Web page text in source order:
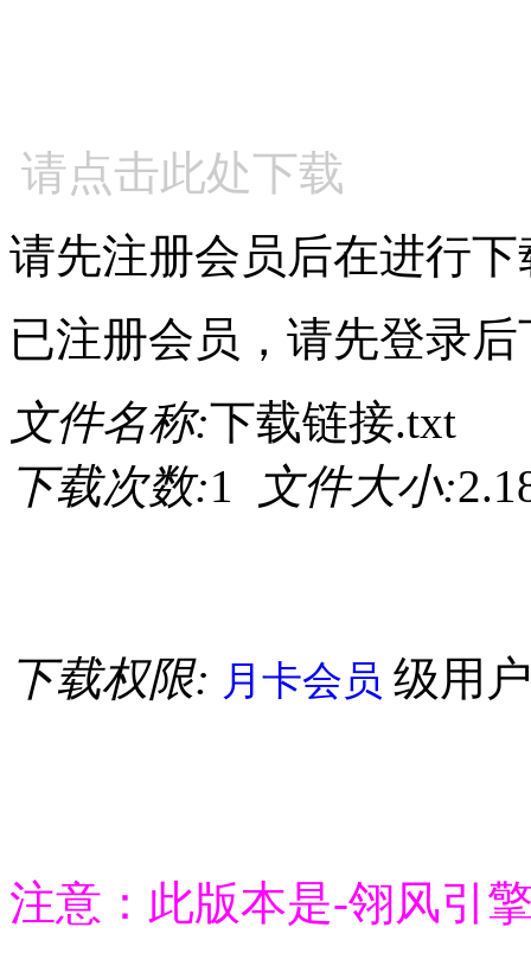
请点击此处下载
请先注册会员后在进行下
已注册会员，请先登录后
文件名称:下载链接.txt
下载次数:1 文件大小:
下载权限: 月卡会员 级用
注意：此版本是-翎风引